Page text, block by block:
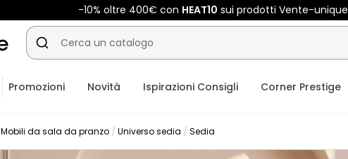
-10% oltre 400€ con HEAT10 sui prodotti Vente-unique
Promozioni Novità Ispirazioni Consigli Corner Prestige
Mobili da sala da pranzo Universo sedia Sedia